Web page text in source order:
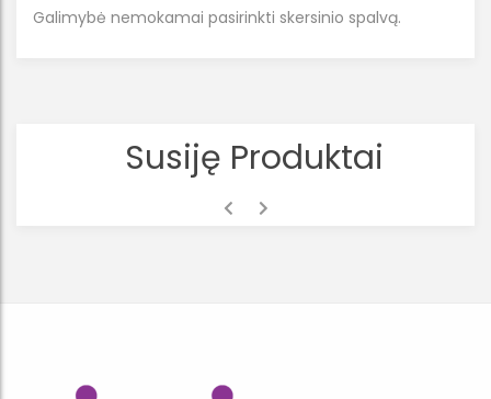
Galimybė nemokamai pasirinkti skersinio spalvą.
Susiję Produktai